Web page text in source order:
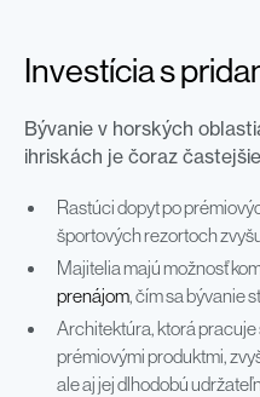
Investícia s
Bývanie v horských
ihriskách je čoraz
Rastúci dopyt po
športových rezortoch
Majitelia majú možnosť
prenájom, čím sa bývanie
Architektúra, ktorá pracuje
prémiovými produktmi,
ale aj jej dlhodobú